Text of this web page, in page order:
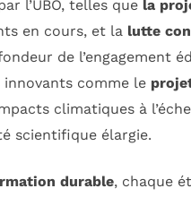
l’UBO, telles que la
en cours, et la lutte
de l’engagement
innovants comme le
climatiques à
scientifique élargie.
durable, chaque